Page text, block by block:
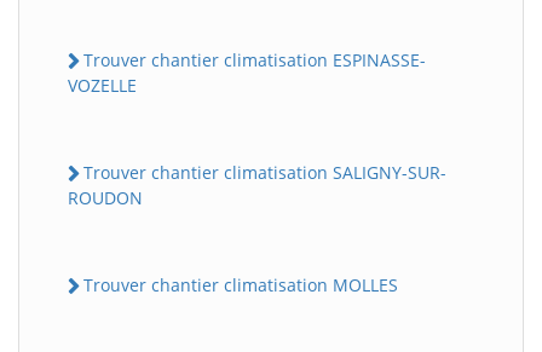
Trouver chantier climatisation ESPINASSE-
VOZELLE
Trouver chantier climatisation SALIGNY-SUR-
ROUDON
Trouver chantier climatisation MOLLES